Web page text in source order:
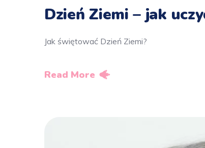
Dzień Ziemi – jak
Jak świętować Dzień Ziemi?
Read More